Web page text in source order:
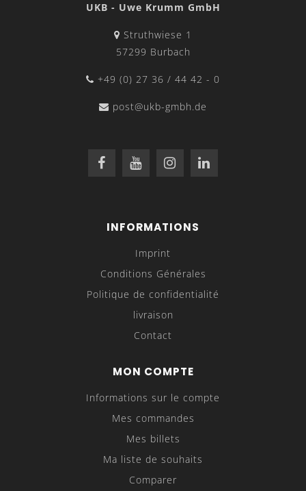
UKB - Uwe Krumm GmbH
Struthwiese 1
57299 Burbach
+49 (0) 27 36 / 44 42 - 0
post@ukb-gmbh.de
INFORMATIONS
Imprint
Conditions Générales
Politique de confidentialité
livraison
Contact
MON COMPTE
Informations sur le compte
Mes commandes
Mes billets
Ma liste de souhaits
Comparer